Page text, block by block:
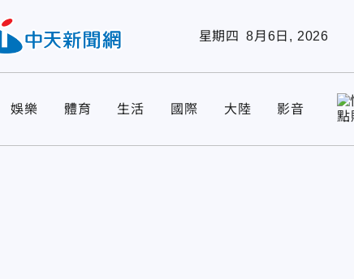
星期四 8月6日, 2026
娛樂 體育 生活 國際 大陸 影音